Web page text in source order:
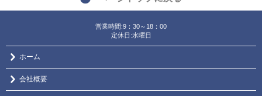
営業時間:9：30～18：00
定休日:水曜日
ホーム
会社概要